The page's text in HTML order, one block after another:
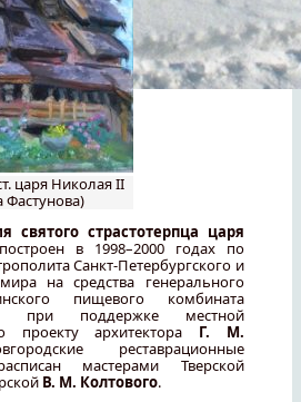
царя Николая II
Фастунова)
страстотерпца царя
в 1998–2000 годах по
Санкт-Петербургского и
на средства генерального
пищевого комбината
при поддержке местной
проекту архитектора Г. М.
реставрационные
мастерами Тверской
В. М. Колтового.